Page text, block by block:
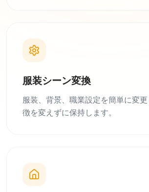
服装シーン変換
服装、背景、職業設定を簡単に変
徴を変えずに保持します。